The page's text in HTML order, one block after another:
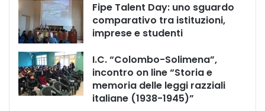
Fipe Talent Day: uno sguardo
comparativo tra istituzioni,
imprese e studenti
I.C. “Colombo-Solimena”,
incontro on line “Storia e
memoria delle leggi razziali
italiane (1938-1945)”